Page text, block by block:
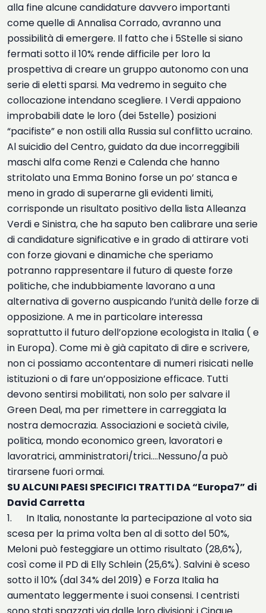
alla fine alcune candidature davvero importanti
come quelle di Annalisa Corrado, avranno una
possibilità di emergere. Il fatto che i 5Stelle si siano
fermati sotto il 10% rende difficile per loro la
prospettiva di creare un gruppo autonomo con una
serie di eletti sparsi. Ma vedremo in seguito che
collocazione intendano scegliere. I Verdi appaiono
improbabili date le loro (dei 5stelle) posizioni
“pacifiste” e non ostili alla Russia sul conflitto ucraino.
Al suicidio del Centro, guidato da due incorreggibili
maschi alfa come Renzi e Calenda che hanno
stritolato una Emma Bonino forse un po’ stanca e
meno in grado di superarne gli evidenti limiti,
corrisponde un risultato positivo della lista Alleanza
Verdi e Sinistra, che ha saputo ben calibrare una serie
di candidature significative e in grado di attirare voti
con forze giovani e dinamiche che speriamo
potranno rappresentare il futuro di queste forze
politiche, che indubbiamente lavorano a una
alternativa di governo auspicando l’unità delle forze di
opposizione. A me in particolare interessa
soprattutto il futuro dell’opzione ecologista in Italia ( e
in Europa). Come mi è già capitato di dire e scrivere,
non ci possiamo accontentare di numeri risicati nelle
istituzioni o di fare un’opposizione efficace. Tutti
devono sentirsi mobilitati, non solo per salvare il
Green Deal, ma per rimettere in carreggiata la
nostra democrazia. Associazioni e società civile,
politica, mondo economico green, lavoratori e
lavoratrici, amministratori/trici….Nessuno/a può
tirarsene fuori ormai.
SU ALCUNI PAESI SPECIFICI TRATTI DA “Europa7” di
David Carretta
1. In Italia, nonostante la partecipazione al voto sia
scesa per la prima volta ben al di sotto del 50%,
Meloni può festeggiare un ottimo risultato (28,6%),
così come il PD di Elly Schlein (25,6%). Salvini è sceso
sotto il 10% (dal 34% del 2019) e Forza Italia ha
aumentato leggermente i suoi consensi. I centristi